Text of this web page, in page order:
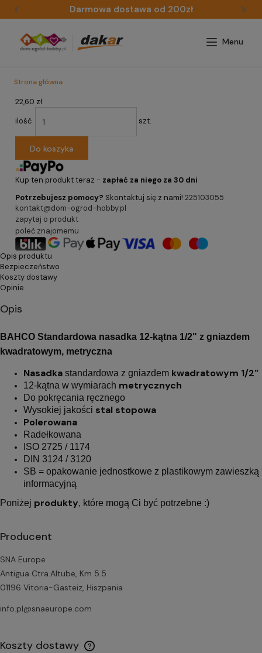
Darmowa dostawa od 200zł
Strona główna
22,60 zł
ilość
szt.
Do koszyka
Kup ten produkt teraz - zapłać za niego za 30 dni
Potrzebujesz pomocy? Skontaktuj się z nami! 225103055
kontakt@dom-ogrod-hobby.pl
zapytaj o produkt
poleć znajomemu
Opis produktu
Bezpieczeństwo
Koszty dostawy
Opinie
Opis
BAHCO Standardowa nasadka 12-kątna 1/2" z gniazdem
kwadratowym, metryczna
Nasadka standardowa z gniazdem kwadratowym 1/2"
12-kątna w wymiarach metrycznych
Do pokręcania ręcznego
Wysokiej jakości stal stopowa
Polerowana
Radełkowana
ISO 2725 / 1174
DIN 3124 / 3120
SB = opakowanie jednostkowe z plastikowym zawieszką
informacyjną
Poniżej produkty, które mogą Ci być potrzebne :)
Producent
SNA Europe
Antigua Ctra.Altube, Km 5.5
01196 Vitoria-Gasteiz, Hiszpania
info.pl@snaeurope.com
Koszty dostawy